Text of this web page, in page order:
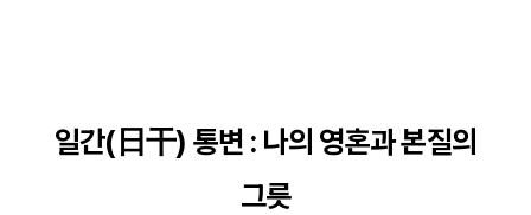
일간(日干) 통변 : 나의 영혼과 본질의
그릇